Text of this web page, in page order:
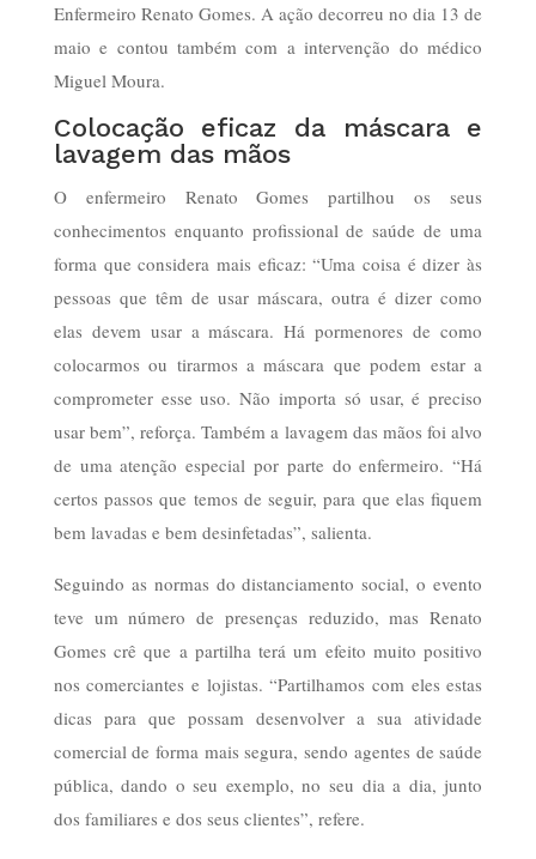
Enfermeiro Renato Gomes. A ação decorreu no dia 13 de
maio e contou também com a intervenção do médico
Miguel Moura.
Colocação eficaz da máscara e
lavagem das mãos
O enfermeiro Renato Gomes partilhou os seus
conhecimentos enquanto profissional de saúde de uma
forma que considera mais eficaz: “Uma coisa é dizer às
pessoas que têm de usar máscara, outra é dizer como
elas devem usar a máscara. Há pormenores de como
colocarmos ou tirarmos a máscara que podem estar a
comprometer esse uso. Não importa só usar, é preciso
usar bem”, reforça. Também a lavagem das mãos foi alvo
de uma atenção especial por parte do enfermeiro. “Há
certos passos que temos de seguir, para que elas fiquem
bem lavadas e bem desinfetadas”, salienta.
Seguindo as normas do distanciamento social, o evento
teve um número de presenças reduzido, mas Renato
Gomes crê que a partilha terá um efeito muito positivo
nos comerciantes e lojistas. “Partilhamos com eles estas
dicas para que possam desenvolver a sua atividade
comercial de forma mais segura, sendo agentes de saúde
pública, dando o seu exemplo, no seu dia a dia, junto
dos familiares e dos seus clientes”, refere.